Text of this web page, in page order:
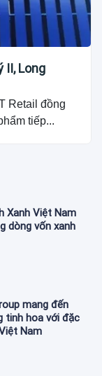
II, Long
Retail đồng
tiếp...
Xanh Việt Nam
dòng vốn xanh
mang đến
tinh hoa với đặc
Nam